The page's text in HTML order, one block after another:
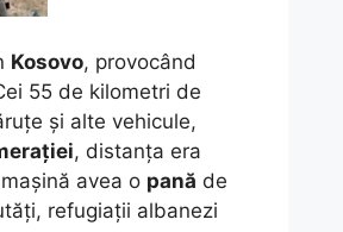
Kosovo, provocând
55 de kilometri de
și alte vehicule,
, distanța era
avea o pană de
refugiații albanezi